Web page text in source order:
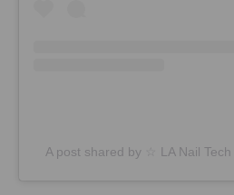
A post shared by ☆ LA Nail Tech